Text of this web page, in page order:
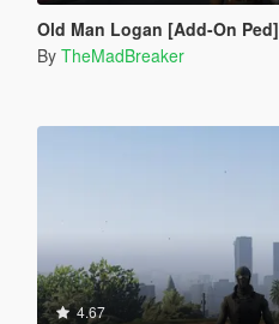
Old Man Logan [Add-On Ped]
By TheMadBreaker
4.67